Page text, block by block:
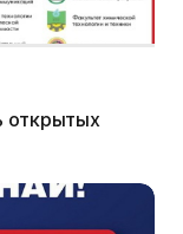
открытых